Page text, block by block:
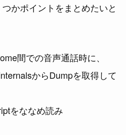
かポイントをまとめたいと
間での音声通話時に、
からDumpを取得して
をななめ読み